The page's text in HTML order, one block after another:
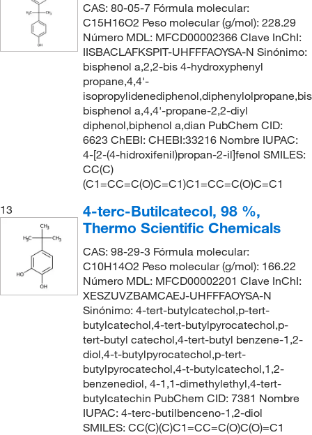
CAS: 80-05-7 Fórmula molecular:
C15H16O2 Peso molecular (g/mol): 228.29
Número MDL: MFCD00002366 Clave InChI:
IISBACLAFKSPIT-UHFFFAOYSA-N Sinónimo:
bisphenol a,2,2-bis 4-hydroxyphenyl
propane,4,4'-
bisphenol a,4,4'-propane-2,2-diyl
diphenol,biphenol a,dian PubChem CID:
6623 ChEBI: CHEBI:33216 Nombre IUPAC:
4-[2-(4-hidroxifenil)propan-2-il]fenol SMILES:
CC(C)
(C1=CC=C(O)C=C1)C1=CC=C(O)C=C1
13
4-terc-Butilcatecol, 98 %,
Thermo Scientific Chemicals
CAS: 98-29-3 Fórmula molecular:
C10H14O2 Peso molecular (g/mol): 166.22
Número MDL: MFCD00002201 Clave InChI:
XESZUVZBAMCAEJ-UHFFFAOYSA-N
Sinónimo: 4-tert-butylcatechol,p-tert-
butylcatechol,4-tert-butylpyrocatechol,p-
tert-butyl catechol,4-tert-butyl benzene-1,2-
diol,4-t-butylpyrocatechol,p-tert-
butylpyrocatechol,4-t-butylcatechol,1,2-
benzenediol, 4-1,1-dimethylethyl,4-tert-
butylcatechin PubChem CID: 7381 Nombre
IUPAC: 4-terc-butilbenceno-1,2-diol
SMILES: CC(C)(C)C1=CC=C(O)C(O)=C1